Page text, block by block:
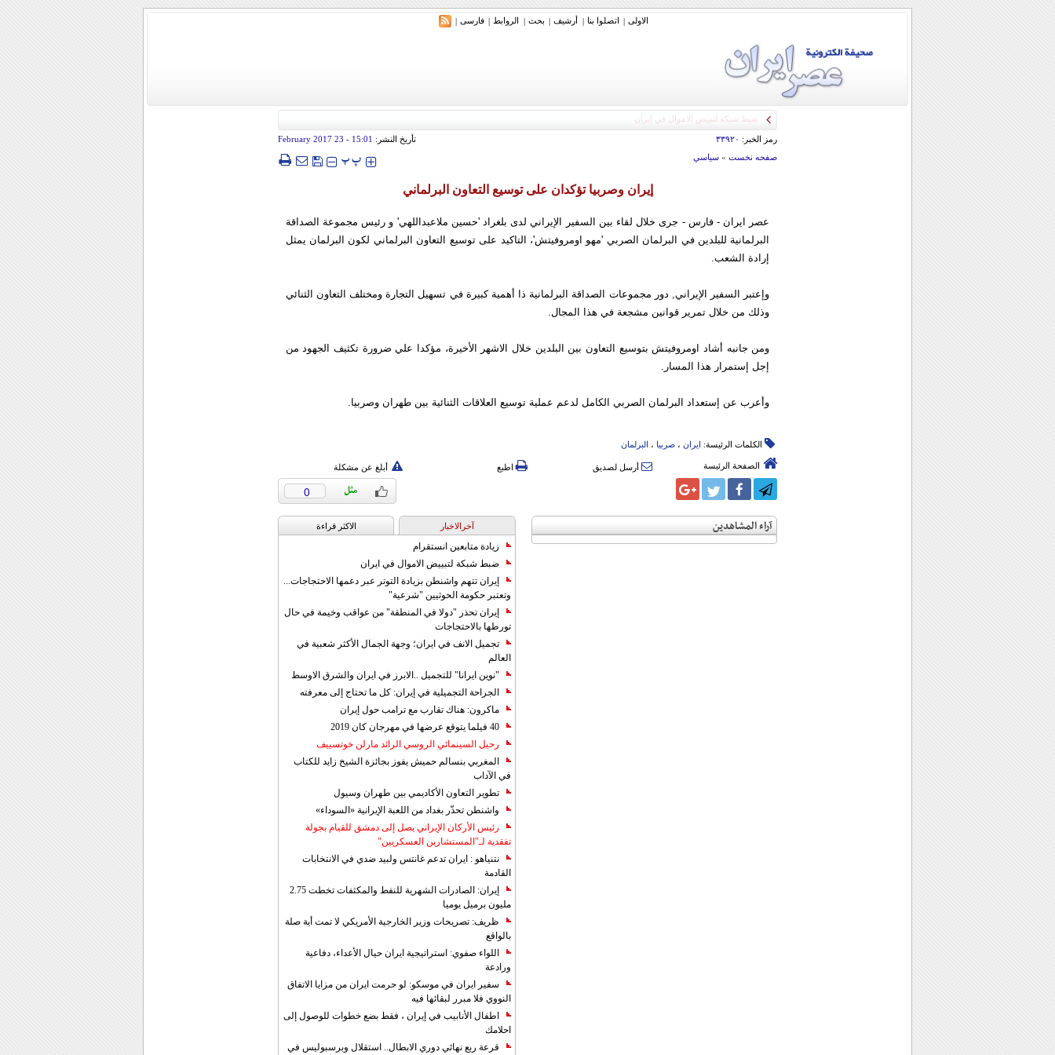
الاولی | اتصلوا بنا | أرشیف | بحث | الروابط | فارسی |
رمز الخبر: ۳۳۹۲۰ تأريخ النشر: 15:01
- 23 February 2017
صفحه نخست» سياسي ‍‍‍ پپ
إيران وصربيا تؤكدان على توسيع التعاون البرلماني
عصر ايران - فارس - جرى خلال لقاء بين السفير الإيراني لدى بلغراد 'حسين ملاعبداللهي' و رئيس مجموعة الصداقة
البرلمانية للبلدين في البرلمان الصربي 'مهو اومروفيتش'، التاكيد على توسيع التعاون البرلماني لكون البرلمان يمثل
إرادة الشعب.
وإعتبر السفير الإيراني, دور مجموعات الصداقة البرلمانية ذا أهمية كبيرة في تسهيل التجارة ومختلف التعاون الثنائي
وذلك من خلال تمرير قوانين مشجعة في هذا المجال.
ومن جانبه أشاد اومروفيتش بتوسيع التعاون بين البلدين خلال الاشهر الأخيرة، مؤكدا علي ضرورة تكثيف الجهود من
إجل إستمرار هذا المسار.
وأعرب عن إستعداد البرلمان الصربي الكامل لدعم عملية توسيع العلاقات الثنائية بين طهران وصربيا.
الكلمات الرئيسة: ایران، صربیا ، البرلمان
الصفحة الرئيسة أرسل لصديق اطبع أبلغ عن مشكلة
0
آراء المشاهدين آخرالاخبار الاکثر قراءة
زيادة متابعين انستقرام
ضبط شبكة لتبييض الاموال في ايران
إيران تتهم واشنطن بزيادة التوتر عبر دعمها الاحتجاجات...
وتعتبر حكومة الحوثيين "شرعية"
إيران تحذر "دولا في المنطقة" من عواقب وخيمة في حال
تورطها بالاحتجاجات
تجميل الانف في ايران؛ وجهة الجمال الأكثر شعبية في
العالم
"نوين ايرانا" للتجميل ..الابرز في ايران والشرق الاوسط
الجراحة التجميلية في إيران: كل ما تحتاج إلى معرفته
ماكرون: هناك تقارب مع ترامب حول إيران
40 فيلما يتوقع عرضها في مهرجان كان 2019
رحيل السينمائي الروسي الرائد مارلن خوتسييف
المغربي بنسالم حميش يفوز بجائزة الشيخ زايد للكتاب
في الآداب
تطوير التعاون الأكاديمي بين طهران وسيول
واشنطن تحذّر بغداد من اللعبة الإيرانية «السوداء»
رئيس الأركان الإيراني يصل إلى دمشق للقيام بجولة
تفقدية لـ"المستشارين العسكريين"
نتنياهو : ايران تدعم غانتس ولبيد ضدي في الانتخابات
القادمة
إيران: الصادرات الشهریة للنفط والمكثفات تخطت 2.75
مليون برميل يوميا
ظريف: تصريحات وزير الخارجية الأمريكي لا تمت أية صلة
بالواقع
اللواء صفوي: استراتيجية ايران حيال الأعداء، دفاعية
ورادعة
سفير ايران في موسكو: لو حرمت ايران من مزايا الاتفاق
النووي فلا مبرر لبقائها فيه
اطفال الأنابيب في إيران ، فقط بضع خطوات للوصول إلى
احلامك
قرعة ربع نهائي دوري الابطال.. استقلال وبرسبوليس في